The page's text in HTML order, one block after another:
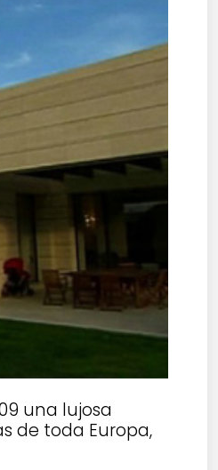
una lujosa
de toda Europa,